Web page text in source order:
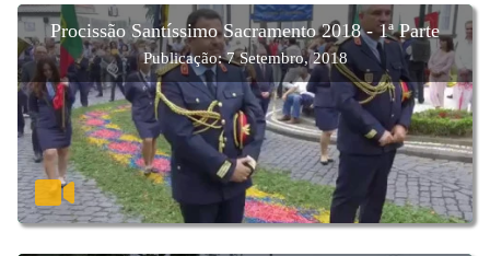
Procissão Santíssimo Sacramento 2018 - 1ª Parte
Publicação: 7 Setembro, 2018